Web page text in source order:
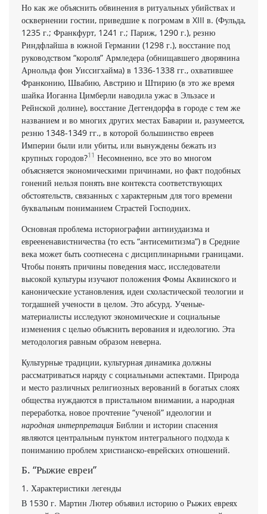
Но как же объяснить обвинения в ритуальных убийствах и
осквернении гостии, приведшие к погромам в XIII в. (Фульда,
1235 г.; Франкфурт, 1241 г.; Париж, 1290 г.), резню
Риндфлайша в южной Германии (1298 г.), восстание под
руко­водством “короля” Армледера (обнищавшего дворянина
Арнольда фон Уиссигхайма) в 1336-1338 гг., охватившее
Франконию, Шва­бию, Австрию и Штирию (в это же время
шайка Иоганна Цимберли наводила ужас в Эльзасе и
Рейнской долине), восстание Деггендорфа в городе с тем же
названием и во многих других местах Баварии и, разумеется,
резню 1348-1349 гг., в которой боль­шинство евреев
Империи были или убиты, или вынуждены бе­жать из
крупных городов?11 Несомненно, все это во многом
объясняется экономическими причинами, но факт подобных
гонений нельзя понять вне контекста соответствующих
обстоятельств, связанных с характерным для того времени
буквальным пониманием Страстей Господних.
Основная проблема историографии антииудаизма и
евреененавистничества (то есть “антисемитизма”) в Средние
века может быть соотнесена с дисциплинарными границами.
Чтобы понять причины поведения масс, исследователи
высокой культуры изу­чают положения Фомы Аквинского и
канонические установления, идеи схоластической теологии и
тогдашней учености в целом. Это абсурд. Ученые-
материалисты исследуют экономические и социальные
изменения с целью объяснить верования и идеологию. Эта
методо­логия равным образом неверна.
Культурные традиции, культурная динамика должны
рассматриваться наряду с социальными аспектами. Природа
и место различных религиозных верований в богатых слоях
общества нуждаются в пристальном внимании, а народная
переработка, новое прочтение “ученой” идеологии и
народная интерпретация Библии и истории спасения
являются центральным пунктом интегрального подхода к
пониманию проблем христианско-еврейских отношений.
Б. “Рыжие евреи”
1. Характеристики легенды
В 1530 г. Мартин Лютер объявил историю о Ры­жих евреях